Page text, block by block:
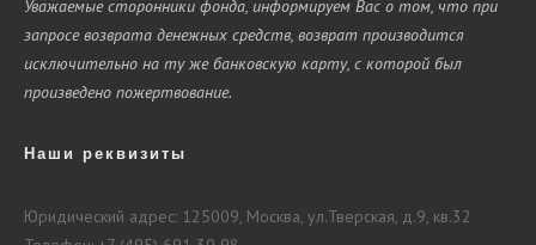
Уважаемые сторонники фонда, информируем Вас о том, что при
запросе возврата денежных средств, возврат производится
исключительно на ту же банковскую карту, с которой был
произведено пожертвование.
Наши реквизиты
Юридический адрес: 125009, Москва, ул.Тверская, д.9, кв.32